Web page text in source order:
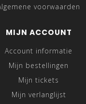
voorwaarden
MIJN ACCOUNT
Account informatie
Mijn bestellingen
Mijn tickets
Mijn verlanglijst